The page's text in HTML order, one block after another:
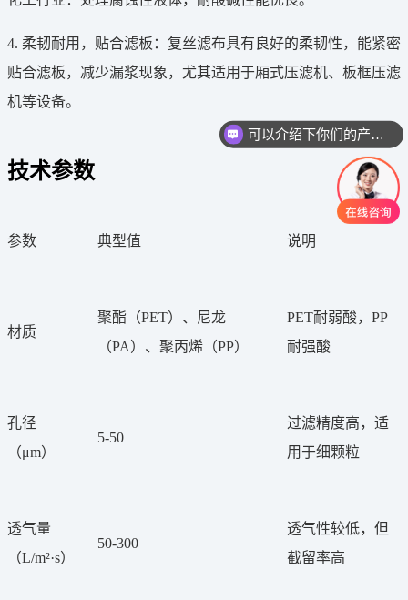
4. 柔韧耐用，贴合滤板：复丝滤布具有良好的柔韧性，能紧密
贴合滤板，减少漏浆现象，尤其适用于厢式压滤机、板框压滤
机等设备。
技术参数
参数 典型值 说明
材质
聚酯（PET）、尼龙
（PA）、聚丙烯（PP）
PET耐弱酸，PP
耐强酸
孔径
（μm）
5-50
过滤精度高，适
用于细颗粒
透气量
（L/m²·s）
50-300
透气性较低，但
截留率高
可以介绍下你们的产品么